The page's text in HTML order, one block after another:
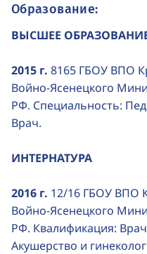
Образование:
ВЫСШЕЕ
2015 г. 8165 ГБОУ ВПО
Войно-Ясенецкого
РФ. Специальность:
Врач.
ИНТЕРНАТУРА
2016 г. 12/16 ГБОУ ВПО
Войно-Ясенецкого
РФ. Квалификация:
Акушерство и